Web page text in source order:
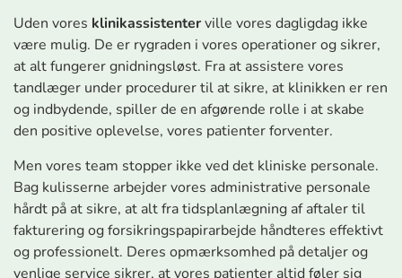
Uden vores klinikassistenterville vores dagligdag ikke
være mulig. De er rygraden i vores operationer og sikrer,
at alt fungerer gnidningsløst. Fra at assistere vores
tandlæger under procedurer til at sikre, at klinikken er ren
og indbydende, spiller de en afgørende rolle i at skabe
den positive oplevelse, vores patienter forventer.
Men vores team stopper ikke ved det kliniske personale.
Bag kulisserne arbejder vores administrative personale
hårdt på at sikre, at alt fra tidsplanlægning af aftaler til
fakturering og forsikringspapirarbejde håndteres effektivt
og professionelt. Deres opmærksomhed på detaljer og
venlige service sikrer, at vores patienter altid føler sig